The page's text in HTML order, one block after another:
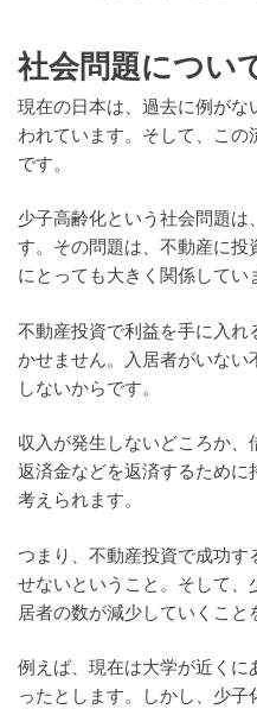
社会問題につい
現在の日本は、過去に例がな
われています。そして、こ
です。
少子高齢化という社会問題は
す。その問題は、不動産に投
にとっても大きく関係してい
不動産投資で利益を手に入れ
かせません。入居者がいない
しないからです。
収入が発生しないどころか
返済金などを返済するために
考えられます。
つまり、不動産投資で成功
せないということ。そして、
居者の数が減少していくこと
例えば、現在は大学が近くに
ったとします。しかし、少